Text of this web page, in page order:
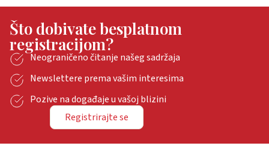
Što dobivate besplatnom
registracijom?
Neograničeno čitanje našeg sadržaja
Newslettere prema vašim interesima
Pozive na događaje u vašoj blizini
Registrirajte se